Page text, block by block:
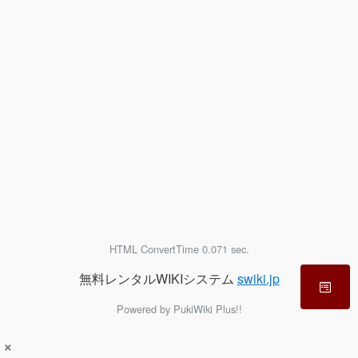
×
HTML ConvertTime 0.071 sec.
無料レンタルWIKIシステム swiki.jp
Powered by PukiWiki Plus!!